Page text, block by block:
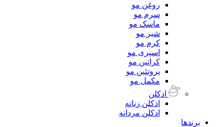
روغن مو
سرم مو
ماسک مو
شیر مو
کرم مو
اسپری مو
کراتین مو
پروتئین مو
مکمل مو
ادکلن
ادکلن زنانه
ادکلن مردانه
برندها